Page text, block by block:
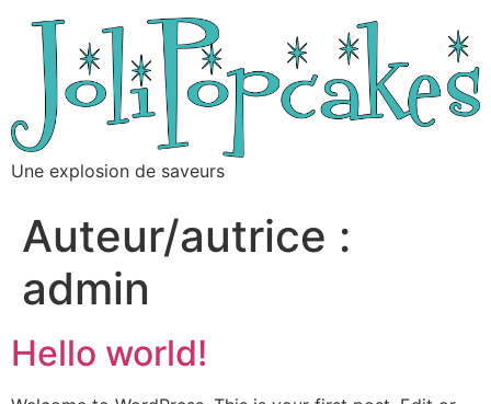
contenu
Une explosion de saveurs
Auteur/autrice :
admin
Hello world!